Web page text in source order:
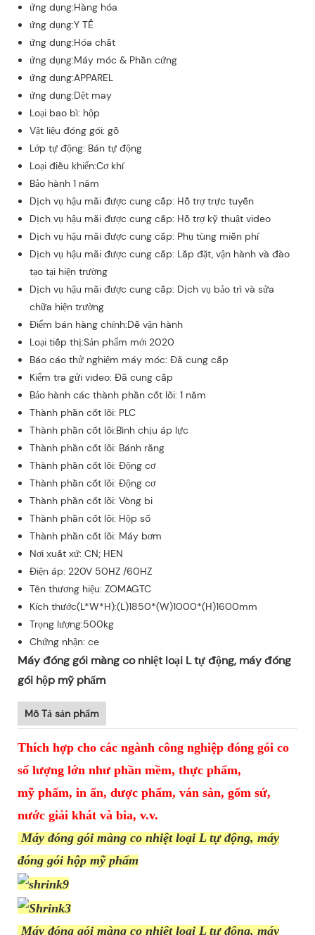
ứng dụng:Hàng hóa
ứng dụng:Y TẾ
ứng dụng:Hóa chất
ứng dụng:Máy móc & Phần cứng
ứng dụng:APPAREL
ứng dụng:Dệt may
Loại bao bì: hộp
Vật liệu đóng gói: gỗ
Lớp tự động: Bán tự động
Loại điều khiển:Cơ khí
Bảo hành 1 năm
Dịch vụ hậu mãi được cung cấp: Hỗ trợ trực tuyến
Dịch vụ hậu mãi được cung cấp: Hỗ trợ kỹ thuật video
Dịch vụ hậu mãi được cung cấp: Phụ tùng miễn phí
Dịch vụ hậu mãi được cung cấp: Lắp đặt, vận hành và đào
tạo tại hiện trường
Dịch vụ hậu mãi được cung cấp: Dịch vụ bảo trì và sửa
chữa hiện trường
Điểm bán hàng chính:Dễ vận hành
Loại tiếp thị:Sản phẩm mới 2020
Báo cáo thử nghiệm máy móc: Đã cung cấp
Kiểm tra gửi video: Đã cung cấp
Bảo hành các thành phần cốt lõi: 1 năm
Thành phần cốt lõi: PLC
Thành phần cốt lõi:Bình chịu áp lực
Thành phần cốt lõi: Bánh răng
Thành phần cốt lõi: Động cơ
Thành phần cốt lõi: Động cơ
Thành phần cốt lõi: Vòng bi
Thành phần cốt lõi: Hộp số
Thành phần cốt lõi: Máy bơm
Nơi xuất xứ: CN; HEN
Điện áp: 220V 50HZ /60HZ
Tên thương hiệu: ZOMAGTC
Kích thước(L*W*H):(L)1850*(W)1000*(H)1600mm
Trọng lượng:500kg
Chứng nhận: ce
Máy đóng gói màng co nhiệt loại L tự động, máy đóng
gói hộp mỹ phẩm
Mô Tả sản phẩm
Thích hợp cho các ngành công nghiệp đóng gói co
số lượng lớn như phần mềm, thực phẩm,
mỹ phẩm, in ấn, dược phẩm, ván sàn, gốm sứ,
nước giải khát và bia, v.v.
Máy đóng gói màng co nhiệt loại L tự động, máy
đóng gói hộp mỹ phẩm
Máy đóng gói màng co nhiệt loại L tự động, máy